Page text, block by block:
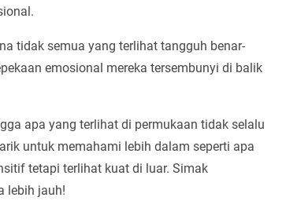
tidak semua yang terlihat tangguh benar-
emosional mereka tersembunyi di balik
apa yang terlihat di permukaan tidak selalu
untuk memahami lebih dalam seperti apa
tetapi terlihat kuat di luar. Simak
lebih jauh!